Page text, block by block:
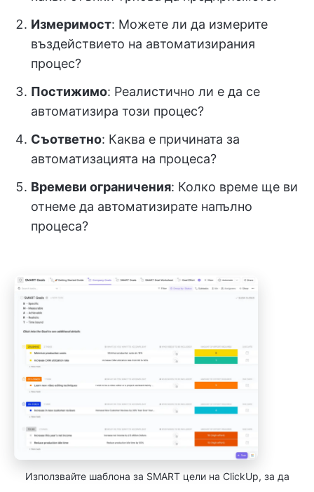
Измеримост: Можете ли да измерите
въздействието на автоматизирания
процес?
Постижимо: Реалистично ли е да се
автоматизира този процес?
Съответно: Каква е причината за
автоматизацията на процеса?
Времеви ограничения: Колко време ще ви
отнеме да автоматизирате напълно
процеса?
Използвайте шаблона за SMART цели на ClickUp, за да